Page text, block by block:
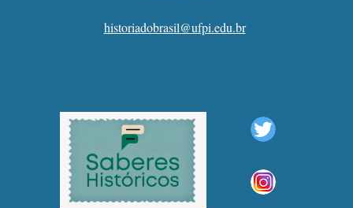
historiadobrasil@ufpi.edu.br